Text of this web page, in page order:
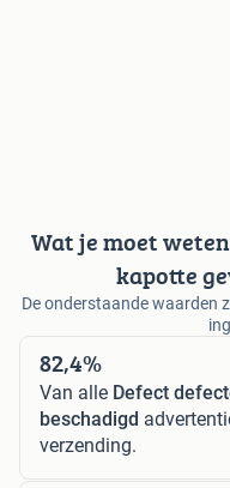
Wat je moet
kapotte
De onderstaande waarden
82,4%
Van alle Defect
beschadigd
verzending.